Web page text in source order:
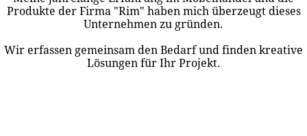
Produkte der Firma "Rim" haben mich überzeugt dieses
Unternehmen zu gründen.
Wir erfassen gemeinsam den Bedarf und finden kreative
Lösungen für Ihr Projekt.